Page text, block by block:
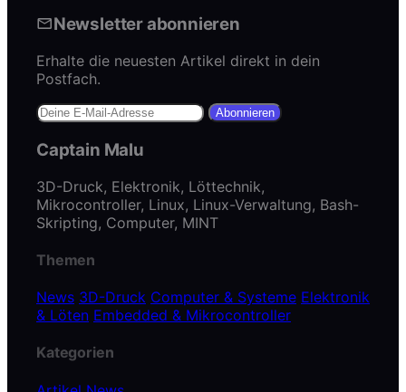
Newsletter abonnieren
Erhalte die neuesten Artikel direkt in dein
Postfach.
Abonnieren
Captain Malu
3D-Druck, Elektronik, Löttechnik,
Mikrocontroller, Linux, Linux-Verwaltung, Bash-
Skripting, Computer, MINT
Themen
News 3D-Druck Computer & Systeme Elektronik
& Löten Embedded & Mikrocontroller
Kategorien